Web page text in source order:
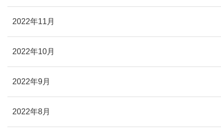
2022年11月
2022年10月
2022年9月
2022年8月